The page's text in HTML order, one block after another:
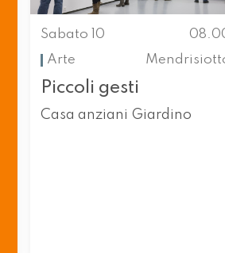
Sabato 10
Arte
Piccoli gesti
Casa anziani Giardino